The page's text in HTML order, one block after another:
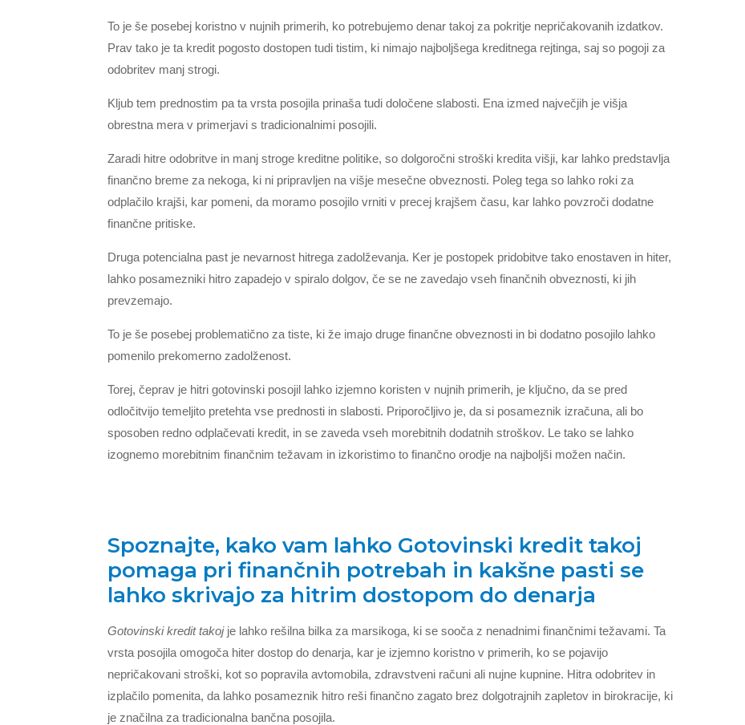
To je še posebej koristno v nujnih primerih, ko potrebujemo denar takoj za pokritje nepričakovanih izdatkov.
Prav tako je ta kredit pogosto dostopen tudi tistim, ki nimajo najboljšega kreditnega rejtinga, saj so pogoji za
odobritev manj strogi.
Kljub tem prednostim pa ta vrsta posojila prinaša tudi določene slabosti. Ena izmed največjih je višja
obrestna mera v primerjavi s tradicionalnimi posojili.
Zaradi hitre odobritve in manj stroge kreditne politike, so dolgoročni stroški kredita višji, kar lahko predstavlja
finančno breme za nekoga, ki ni pripravljen na višje mesečne obveznosti. Poleg tega so lahko roki za
odplačilo krajši, kar pomeni, da moramo posojilo vrniti v precej krajšem času, kar lahko povzroči dodatne
finančne pritiske.
Druga potencialna past je nevarnost hitrega zadolževanja. Ker je postopek pridobitve tako enostaven in hiter,
lahko posamezniki hitro zapadejo v spiralo dolgov, če se ne zavedajo vseh finančnih obveznosti, ki jih
prevzemajo.
To je še posebej problematično za tiste, ki že imajo druge finančne obveznosti in bi dodatno posojilo lahko
pomenilo prekomerno zadolženost.
Torej, čeprav je hitri gotovinski posojil lahko izjemno koristen v nujnih primerih, je ključno, da se pred
odločitvijo temeljito pretehta vse prednosti in slabosti. Priporočljivo je, da si posameznik izračuna, ali bo
sposoben redno odplačevati kredit, in se zaveda vseh morebitnih dodatnih stroškov. Le tako se lahko
izognemo morebitnim finančnim težavam in izkoristimo to finančno orodje na najboljši možen način.
Spoznajte, kako vam lahko Gotovinski kredit takoj
pomaga pri finančnih potrebah in kakšne pasti se
lahko skrivajo za hitrim dostopom do denarja
Gotovinski kredit takojje lahko rešilna bilka za marsikoga, ki se sooča z nenadnimi finančnimi težavami. Ta
vrsta posojila omogoča hiter dostop do denarja, kar je izjemno koristno v primerih, ko se pojavijo
nepričakovani stroški, kot so popravila avtomobila, zdravstveni računi ali nujne kupnine. Hitra odobritev in
izplačilo pomenita, da lahko posameznik hitro reši finančno zagato brez dolgotrajnih zapletov in birokracije, ki
je značilna za tradicionalna bančna posojila.